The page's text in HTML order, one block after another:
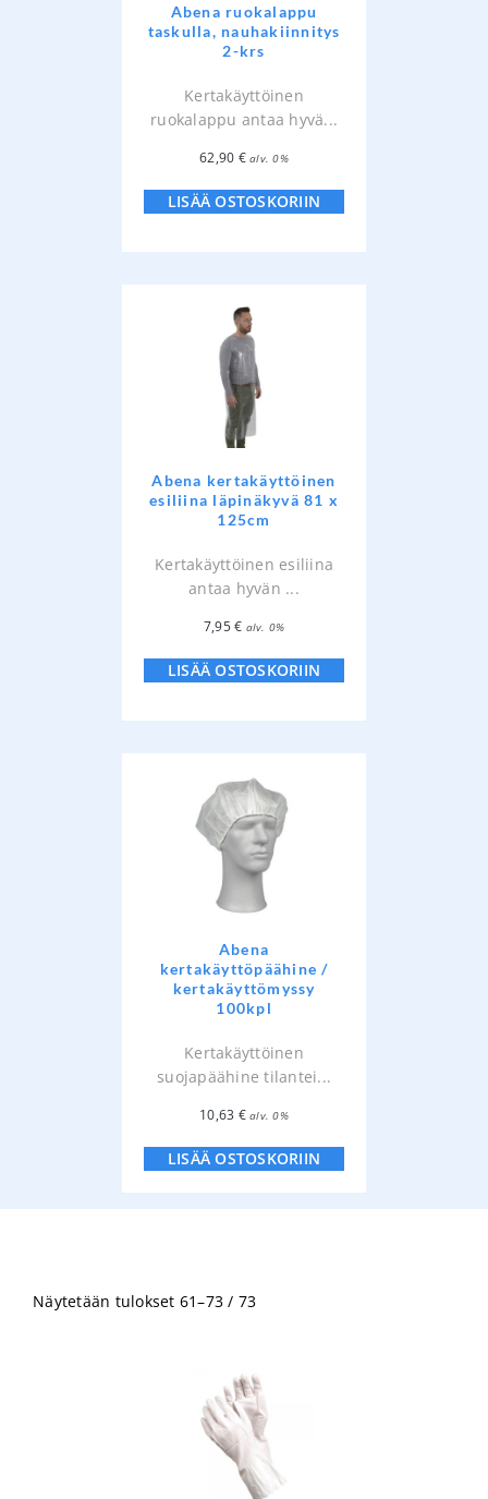
Abena ruokalappu
taskulla, nauhakiinnitys
2-krs
Kertakäyttöinen
ruokalappu antaa hyvä...
62,90 € alv. 0%
LISÄÄ OSTOSKORIIN
Abena kertakäyttöinen
esiliina läpinäkyvä 81 x
125cm
Kertakäyttöinen esiliina
antaa hyvän ...
7,95€ alv. 0%
LISÄÄ OSTOSKORIIN
Abena
kertakäyttöpäähine /
kertakäyttömyssy
100kpl
Kertakäyttöinen
suojapäähine tilantei...
10,63 € alv. 0%
LISÄÄ OSTOSKORIIN
Näytetään tulokset 61–73 / 73